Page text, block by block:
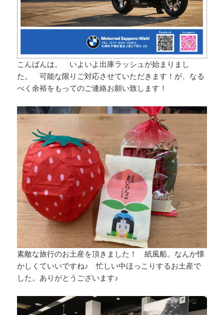
こんばんは。 いよいよ出庫ラッシュが始まりまし
た。 可能な限りご対応させていただきます！が、なる
べく余裕をもってのご連絡お願い致します！
素敵な旅行のお土産を頂きました！ 紙風船。なんか懐
かしくていいですね♪ 忙しい中ほっこりするお土産で
した。ありがとうございます♪